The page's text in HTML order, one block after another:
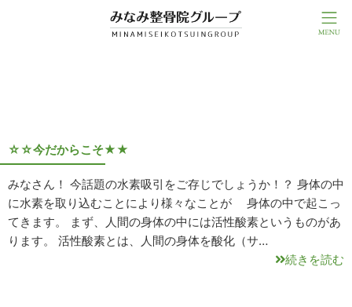
☆☆今だからこそ★★
みなさん！ 今話題の水素吸引をご存じでしょうか！？ 身体の中
に水素を取り込むことにより様々なことが 身体の中で起こっ
てきます。 まず、人間の身体の中には活性酸素というものがあ
ります。 活性酸素とは、人間の身体を酸化（サ…
続きを読む